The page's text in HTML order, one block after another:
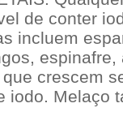
de conter
incluem
crescem
iodo. Melaço